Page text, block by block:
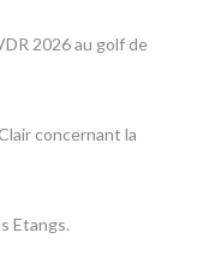
2026 au golf de
concernant la
Etangs.